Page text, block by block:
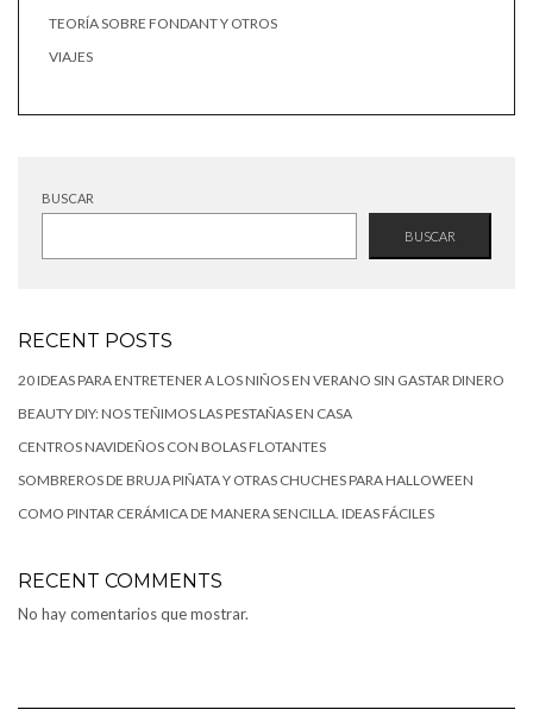
TEORÍA SOBRE FONDANT Y OTROS
VIAJES
BUSCAR
BUSCAR
RECENT POSTS
20 IDEAS PARA ENTRETENER A LOS NIÑOS EN VERANO SIN GASTAR DINERO
BEAUTY DIY: NOS TEÑIMOS LAS PESTAÑAS EN CASA
CENTROS NAVIDEÑOS CON BOLAS FLOTANTES
SOMBREROS DE BRUJA PIÑATA Y OTRAS CHUCHES PARA HALLOWEEN
COMO PINTAR CERÁMICA DE MANERA SENCILLA. IDEAS FÁCILES
RECENT COMMENTS
No hay comentarios que mostrar.